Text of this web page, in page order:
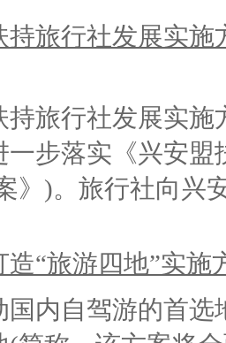
持旅行社发展实
持旅行社发展实
落实《兴安盟
》)。旅行社向兴
“旅游四地”实施
国内自驾游的首